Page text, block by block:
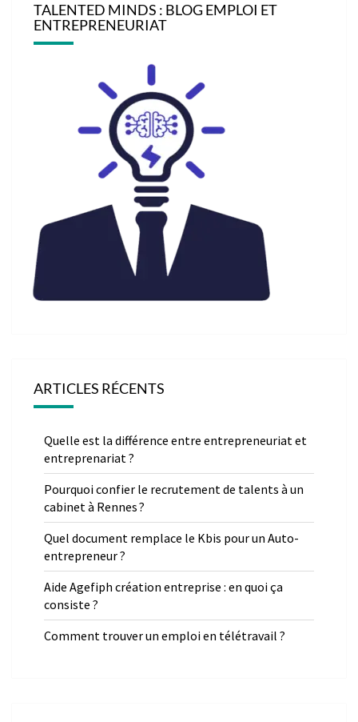
TALENTED MINDS : BLOG EMPLOI ET
ENTREPRENEURIAT
ARTICLES RÉCENTS
Quelle est la différence entre entrepreneuriat et
entreprenariat ?
Pourquoi confier le recrutement de talents à un
cabinet à Rennes ?
Quel document remplace le Kbis pour un Auto-
entrepreneur ?
Aide Agefiph création entreprise : en quoi ça
consiste ?
Comment trouver un emploi en télétravail ?